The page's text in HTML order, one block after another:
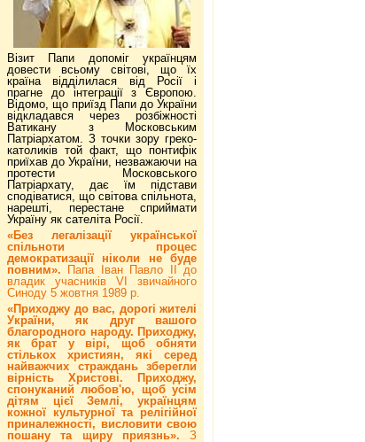
Візит Папи допоміг українцям
довести всьому світові, що їх
країна відділилася від Росії і
прагне до інтеграції з Європою.
Відомо, що приїзд Папи до України
відкладався через розбіжності
Ватикану з Московським
Патріархатом. З точки зору греко-
католиків той факт, що понтифік
приїхав до України, незважаючи на
протести Московського
Патріархату, дає їм підстави
сподіватися, що світова спільнота,
нарешті, перестане сприймати
Україну як сателіта Росії.
«Без легалізації української
спільноти процес
демократизації ніколи не буде
повним».
Папа Іван Павло ІІ до
владик учасників VI звичайного
Синоду 5 жовтня 1989 р.
«Приходжу до вас, дорогі жителі
України, як друг вашого
благородного народу. Приходжу,
як брат у вірі, щоб обняти
стількох християн, які серед
найважчих страждань зберегли
вірність Христові. Приходжу,
спонуканий любов'ю, щоб усім
дітям цієї Землі, українцям
кожної культурної та релігійної
приналежності, висловити свою
пошану та щиру приязнь». З